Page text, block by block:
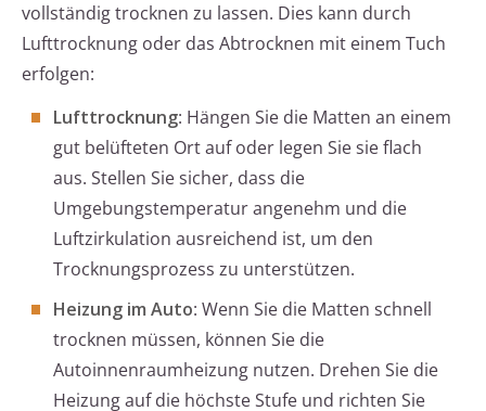
vollständig trocknen zu lassen. Dies kann durch
Lufttrocknung oder das Abtrocknen mit einem Tuch
erfolgen:
Lufttrocknung: Hängen Sie die Matten an einem
gut belüfteten Ort auf oder legen Sie sie flach
aus. Stellen Sie sicher, dass die
Umgebungstemperatur angenehm und die
Luftzirkulation ausreichend ist, um den
Trocknungsprozess zu unterstützen.
Heizung im Auto: Wenn Sie die Matten schnell
trocknen müssen, können Sie die
Autoinnenraumheizung nutzen. Drehen Sie die
Heizung auf die höchste Stufe und richten Sie